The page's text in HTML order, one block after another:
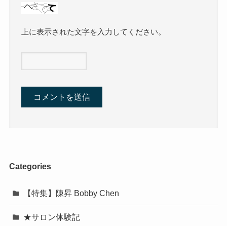
上に表示された文字を入力してください。
Categories
【特集】陳昇 Bobby Chen
★サロン体験記